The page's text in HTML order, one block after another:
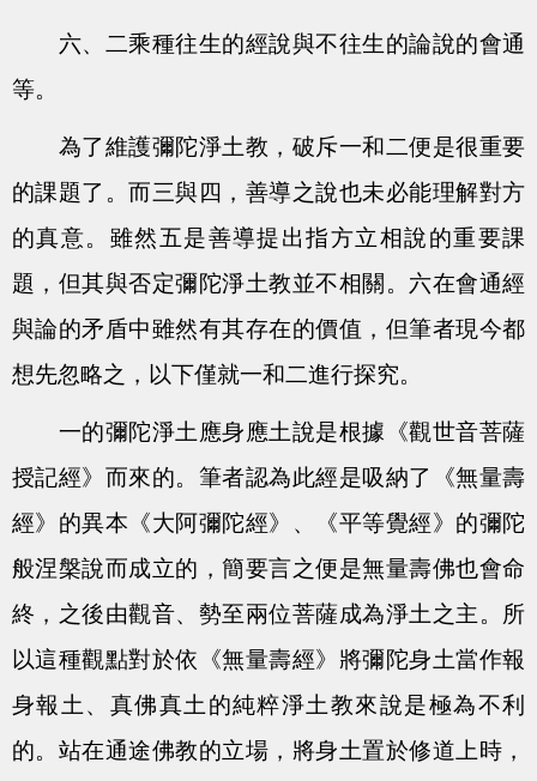
六、二乘種往生的經說與不往生的論說的會通
等。
為了維護彌陀淨土教，破斥一和二便是很重要
的課題了。而三與四，善導之說也未必能理解對方
的真意。雖然五是善導提出指方立相說的重要課
題，但其與否定彌陀淨土教並不相關。六在會通經
與論的矛盾中雖然有其存在的價值，但筆者現今都
想先忽略之，以下僅就一和二進行探究。
一的彌陀淨土應身應土說是根據《觀世音菩薩
授記經》而來的。筆者認為此經是吸納了《無量壽
經》的異本《大阿彌陀經》、《平等覺經》的彌陀
般涅槃說而成立的，簡要言之便是無量壽佛也會命
終，之後由觀音、勢至兩位菩薩成為淨土之主。所
以這種觀點對於依《無量壽經》將彌陀身土當作報
身報土、真佛真土的純粹淨土教來說是極為不利
的。站在通途佛教的立場，將身土置於修道上時，